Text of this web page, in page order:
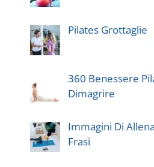
Pilates Grottaglie
360 Benessere
Dimagrire
Immagini Di
Frasi